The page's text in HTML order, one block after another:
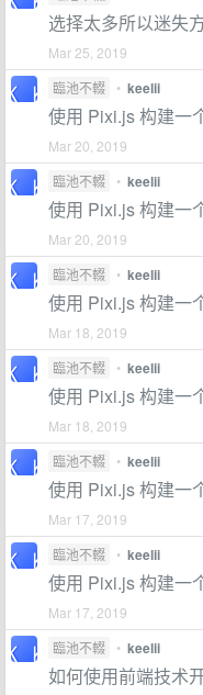
选择太多所以迷失
Mar 25, 2019
臨池不輟
• keelii
使用 Pixi.js 构建一
Mar 20, 2019
臨池不輟
• keelii
使用 Pixi.js 构建一
Mar 20, 2019
臨池不輟
• keelii
使用 Pixi.js 构建一
Mar 18, 2019
臨池不輟
• keelii
使用 Pixi.js 构建一
Mar 18, 2019
臨池不輟
• keelii
使用 Pixi.js 构建一
Mar 17, 2019
臨池不輟
• keelii
使用 Pixi.js 构建一
Mar 17, 2019
臨池不輟
• keelii
如何使用前端技术